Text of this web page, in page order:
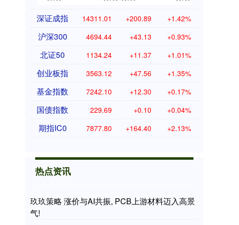
深证成指 14311.01 +200.89 +1.42%
沪深300 4694.44 +43.13 +0.93%
北证50 1134.24 +11.37 +1.01%
创业板指 3563.12 +47.56 +1.35%
基金指数 7242.10 +12.30 +0.17%
国债指数 229.69 +0.10 +0.04%
期指IC0 7877.80 +164.40 +2.13%
热点资讯
玖玖策略 涨价与AI共振, PCB上游材料迈入高景
气!